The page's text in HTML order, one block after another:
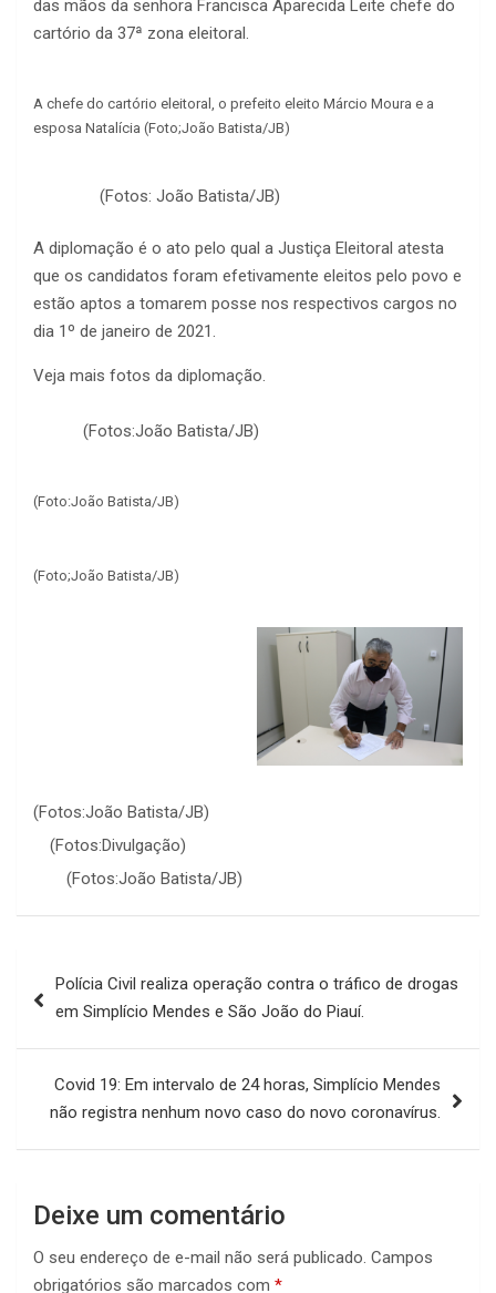
das mãos da senhora Francisca Aparecida Leite chefe do
cartório da 37ª zona eleitoral.
A chefe do cartório eleitoral, o prefeito eleito Márcio Moura e a
esposa Natalícia (Foto;João Batista/JB)
(Fotos: João Batista/JB)
A diplomação é o ato pelo qual a Justiça Eleitoral atesta
que os candidatos foram efetivamente eleitos pelo povo e
estão aptos a tomarem posse nos respectivos cargos no
dia 1º de janeiro de 2021.
Veja mais fotos da diplomação.
(Fotos:João Batista/JB)
(Foto:João Batista/JB)
(Foto;João Batista/JB)
(Fotos:João Batista/JB)
(Fotos:Divulgação)
(Fotos:João Batista/JB)
de
Polícia Civil realiza operação contra o tráfico de drogas
em Simplício Mendes e São João do Piauí.
Covid 19: Em intervalo de 24 horas, Simplício Mendes
não registra nenhum novo caso do novo coronavírus.
Deixe um comentário
O seu endereço de e-mail não será publicado. Campos
obrigatórios são marcados com *